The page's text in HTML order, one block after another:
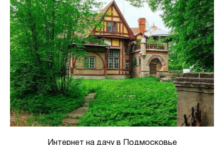
Интернет на дачу в Подмосковье